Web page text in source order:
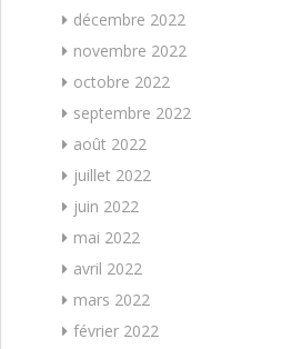
décembre 2022
novembre 2022
octobre 2022
septembre 2022
août 2022
juillet 2022
juin 2022
mai 2022
avril 2022
mars 2022
février 2022